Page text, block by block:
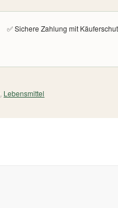
✅ Sichere Zahlung mit
Lebensmittel